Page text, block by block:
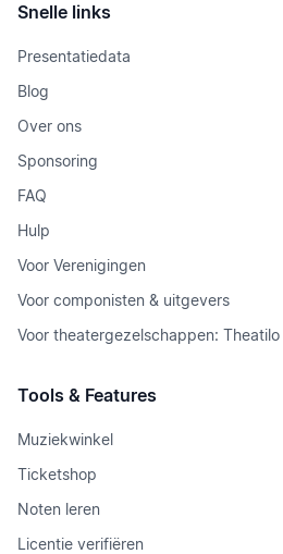
Snelle links
Presentatiedata
Blog
Over ons
Sponsoring
FAQ
Hulp
Voor Verenigingen
Voor componisten & uitgevers
Voor theatergezelschappen: Theatilo
Tools & Features
Muziekwinkel
Ticketshop
Noten leren
Licentie verifiëren